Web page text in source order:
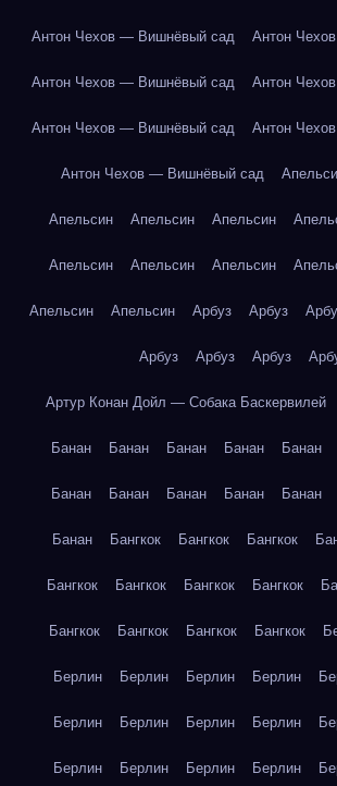
Антон Чехов — Вишнёвый сад Антон
Антон Чехов — Вишнёвый сад Антон
Антон Чехов — Вишнёвый сад Антон
Антон Чехов — Вишнёвый сад
Апельсин Апельсин Апельсин
Апельсин Апельсин Апельсин
Апельсин Апельсин Арбуз Арбуз
Арбуз Арбуз Арбуз
Артур Конан Дойл — Собака Баскервилей
Банан Банан Банан Банан Банан
Банан Банан Банан Банан Банан
Банан Бангкок Бангкок Бангкок
Бангкок Бангкок Бангкок Бангкок
Бангкок Бангкок Бангкок Бангкок
Берлин Берлин Берлин Берлин
Берлин Берлин Берлин Берлин
Берлин Берлин Берлин Берлин